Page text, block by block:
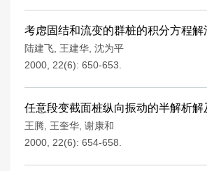
考虑固结和流变的群桩的积分方程解
陆建飞 王建华 沈为平
2000, 22(6): 650-653.
任意段变截面桩纵向振动的半解析解
王腾 王奎华 谢康和
2000, 22(6): 654-658.